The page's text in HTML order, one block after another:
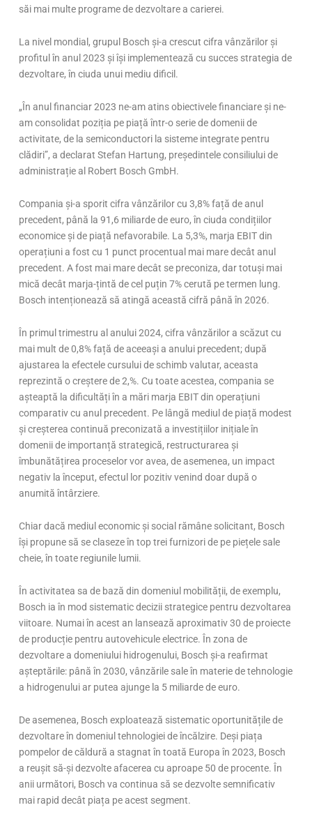
săi mai multe programe de dezvoltare a carierei.
La nivel mondial, grupul Bosch și-a crescut cifra vânzărilor și
profitul în anul 2023 și își implementează cu succes strategia de
dezvoltare, în ciuda unui mediu dificil.
„În anul financiar 2023 ne-am atins obiectivele financiare și ne-
am consolidat poziția pe piață într-o serie de domenii de
activitate, de la semiconductori la sisteme integrate pentru
clădiri”, a declarat Stefan Hartung, președintele consiliului de
administrație al Robert Bosch GmbH.
Compania și-a sporit cifra vânzărilor cu 3,8% față de anul
precedent, până la 91,6 miliarde de euro, în ciuda condițiilor
economice și de piață nefavorabile. La 5,3%, marja EBIT din
operațiuni a fost cu 1 punct procentual mai mare decât anul
precedent. A fost mai mare decât se preconiza, dar totuși mai
mică decât marja-țintă de cel puțin 7% cerută pe termen lung.
Bosch intenționează să atingă această cifră până în 2026.
În primul trimestru al anului 2024, cifra vânzărilor a scăzut cu
mai mult de 0,8% față de aceeași a anului precedent; după
ajustarea la efectele cursului de schimb valutar, aceasta
reprezintă o creștere de 2,%. Cu toate acestea, compania se
așteaptă la dificultăți în a mări marja EBIT din operațiuni
comparativ cu anul precedent. Pe lângă mediul de piață modest
și creșterea continuă preconizată a investițiilor inițiale în
domenii de importanță strategică, restructurarea și
îmbunătățirea proceselor vor avea, de asemenea, un impact
negativ la început, efectul lor pozitiv venind doar după o
anumită întârziere.
Chiar dacă mediul economic și social rămâne solicitant, Bosch
își propune să se claseze în top trei furnizori de pe piețele sale
cheie, în toate regiunile lumii.
În activitatea sa de bază din domeniul mobilității, de exemplu,
Bosch ia în mod sistematic decizii strategice pentru dezvoltarea
viitoare. Numai în acest an lansează aproximativ 30 de proiecte
de producție pentru autovehicule electrice. În zona de
dezvoltare a domeniului hidrogenului, Bosch și-a reafirmat
așteptările: până în 2030, vânzările sale în materie de tehnologie
a hidrogenului ar putea ajunge la 5 miliarde de euro.
De asemenea, Bosch exploatează sistematic oportunitățile de
dezvoltare în domeniul tehnologiei de încălzire. Deși piața
pompelor de căldură a stagnat în toată Europa în 2023, Bosch
a reușit să-și dezvolte afacerea cu aproape 50 de procente. În
anii următori, Bosch va continua să se dezvolte semnificativ
mai rapid decât piața pe acest segment.